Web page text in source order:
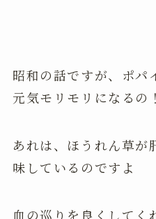
昭和の話ですが、ポパ
元気モリモリになるの！
あれは、ほうれん草が
味しているのですよ
血の巡りを良くしてく